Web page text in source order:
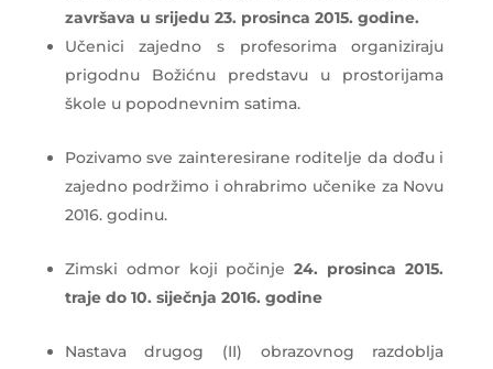
završava u srijedu 23. prosinca 2015. godine.
Učenici zajedno s profesorima organiziraju
prigodnu Božićnu predstavu u prostorijama
škole u popodnevnim satima.
Pozivamo sve zainteresirane roditelje da dođu i
zajedno podržimo i ohrabrimo učenike za Novu
2016. godinu.
Zimski odmor koji počinje24. prosinca 2015.
traje do 10. siječnja 2016. godine
Nastava drugog (II) obrazovnog razdoblja